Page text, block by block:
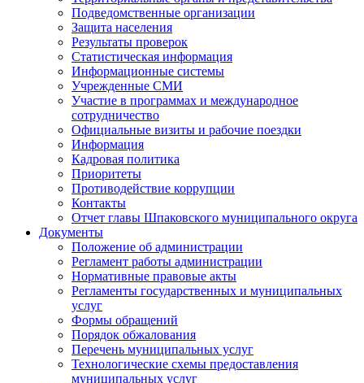
Подведомственные организации
Защита населения
Результаты проверок
Статистическая информация
Информационные системы
Учрежденные СМИ
Участие в программах и международное
сотрудничество
Официальные визиты и рабочие поездки
Информация
Кадровая политика
Приоритеты
Противодействие коррупции
Контакты
Отчет главы Шпаковского муниципального округа
Документы
Положение об администрации
Регламент работы администрации
Нормативные правовые акты
Регламенты государственных и муниципальных
услуг
Формы обращений
Порядок обжалования
Перечень муниципальных услуг
Технологические схемы предоставления
муниципальных услуг